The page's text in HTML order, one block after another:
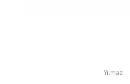
Yılmaz